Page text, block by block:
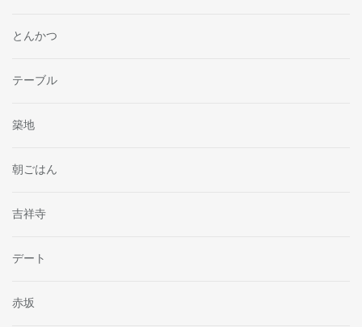
とんかつ
テーブル
築地
朝ごはん
吉祥寺
デート
赤坂